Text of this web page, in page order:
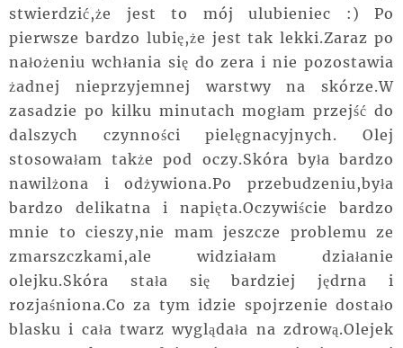
stwierdzić,że jest to mój ulubieniec :) Po
pierwsze bardzo lubię,że jest tak lekki.Zaraz po
nałożeniu wchłania się do zera i nie pozostawia
żadnej nieprzyjemnej warstwy na skórze.W
zasadzie po kilku minutach mogłam przejść do
dalszych czynności pielęgnacyjnych. Olej
stosowałam także pod oczy.Skóra była bardzo
nawilżona i odżywiona.Po przebudzeniu,była
bardzo delikatna i napięta.Oczywiście bardzo
mnie to cieszy,nie mam jeszcze problemu ze
zmarszczkami,ale widziałam działanie
olejku.Skóra stała się bardziej jędrna i
rozjaśniona.Co za tym idzie spojrzenie dostało
blasku i cała twarz wyglądała na zdrową.Olejek